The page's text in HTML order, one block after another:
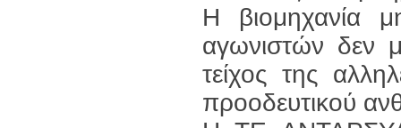
Η βιομηχανία
αγωνιστών δεν
τείχος της
προοδευτικού